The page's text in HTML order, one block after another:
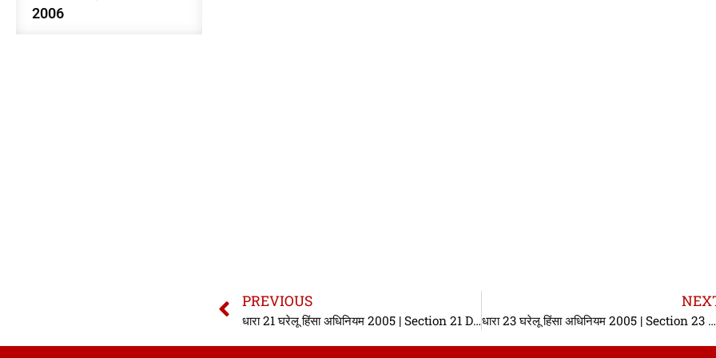
2006
PREVIOUS
धारा 21 घरेलू हिंसा अधिनियम 2005 | Section 21 Domestic Violence Act in hindi धारा 23 घरेलू हिंसा अधिनियम 2005 | Section 23 Domestic Violence Act in hindi